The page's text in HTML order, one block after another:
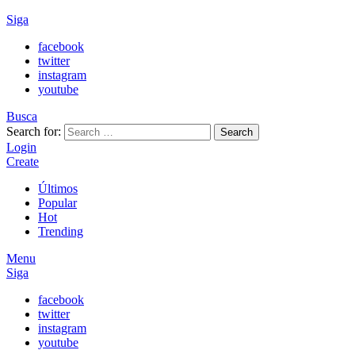
Siga
facebook
twitter
instagram
youtube
Busca
Search for:
Search
Login
Create
Últimos
Popular
Hot
Trending
Menu
Siga
facebook
twitter
instagram
youtube